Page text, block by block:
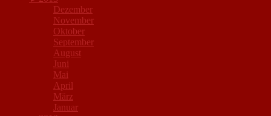
Dezember
November
Oktober
September
August
Juni
Mai
April
März
Januar